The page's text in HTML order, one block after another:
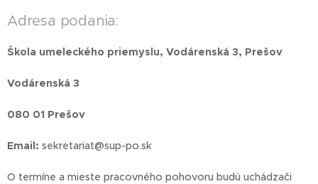
Adresa podania:
Škola umeleckého priemyslu, Vodárenská 3, Prešov
Vodárenská 3
080 01 Prešov
Email: sekretariat@sup-po.sk
O termíne a mieste pracovného pohovoru budú uchádzači